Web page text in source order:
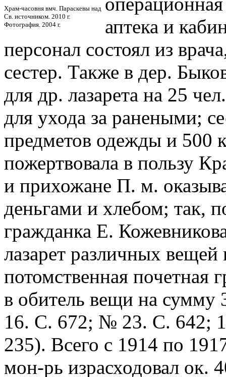
Храм-часовня вмч. Параскевы над
Св. источником. 2010 г.
Фотография. 2004 г.
аптека и
персонал состоял из
сестер. Также в дер.
для др. лазарета на 25
для ухода за ранеными;
предметов одежды и 500
пожертвовала в пользу
и прихожане П. м.
деньгами и хлебом; так,
гражданка Е.
лазарет различных
потомственная почетная
в обитель вещи на
16. С. 672; № 23. С. 642;
235). Всего с 1914 по
мон-рь израсходовал ок.